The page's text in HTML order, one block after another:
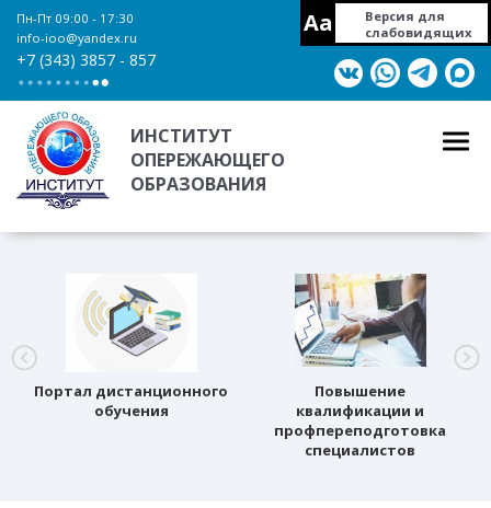
Пн-Пт 09:00 - 17:30
info-ioo@yandex.ru
+7 (343) 3857 - 857
Aa
Версия для
слабовидящих
ИНСТИТУТ
ОПЕРЕЖАЮЩЕГО
ОБРАЗОВАНИЯ
Портал дистанционного
обучения
Повышение
квалификации и
профпереподготовка
специалистов